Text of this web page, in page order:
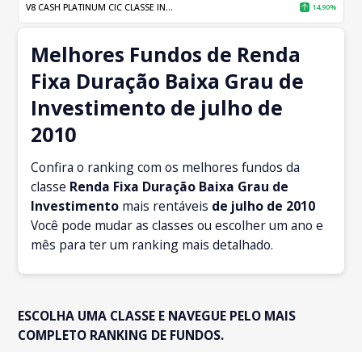
V8 CASH PLATINUM CIC CLASSE IN... 14,90%
Melhores Fundos de Renda
Fixa Duração Baixa Grau de
Investimento de julho de
2010
Confira o ranking com os melhores fundos da
classe Renda Fixa Duração Baixa Grau de
Investimento mais rentáveis de julho de 2010
Você pode mudar as classes ou escolher um ano e
mês para ter um ranking mais detalhado.
ESCOLHA UMA CLASSE E NAVEGUE PELO MAIS
COMPLETO RANKING DE FUNDOS.